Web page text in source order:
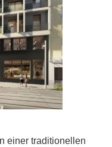
einer traditionellen